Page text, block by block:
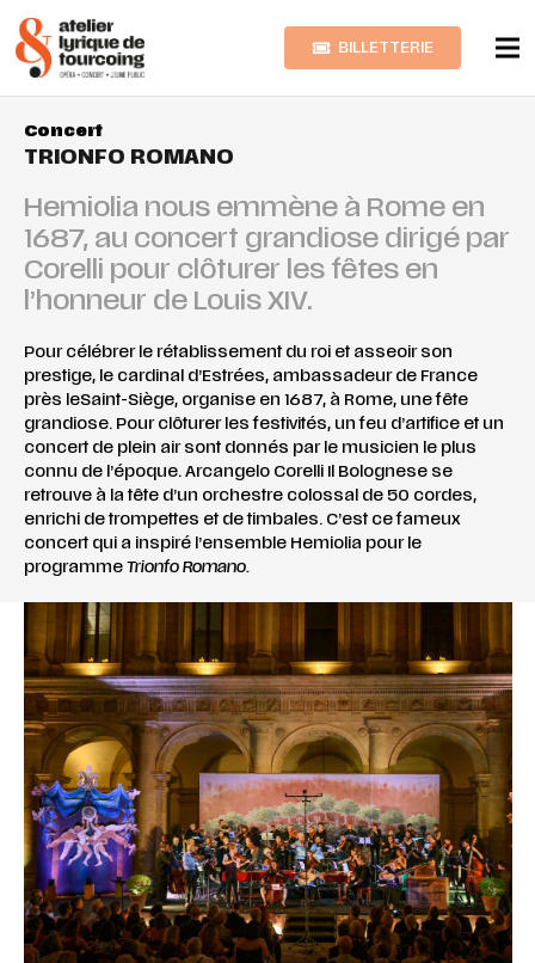
BILLETTERIE
Concert
TRIONFO ROMANO
Hemiolia nous emmène à Rome en
1687, au concert grandiose dirigé par
Corelli pour clôturer les fêtes en
l’honneur de Louis XIV.
Pour célébrer le rétablissement du roi et asseoir son
prestige, le cardinal d’Estrées, ambassadeur de France
près leSaint-Siège, organise en 1687, à Rome, une fête
grandiose. Pour clôturer les festivités, un feu d’artifice et un
concert de plein air sont donnés par le musicien le plus
connu de l’époque. Arcangelo Corelli Il Bolognese se
retrouve à la tête d’un orchestre colossal de 50 cordes,
enrichi de trompettes et de timbales. C’est ce fameux
concert qui a inspiré l’ensemble Hemiolia pour le
programmeTrionfo Romano.